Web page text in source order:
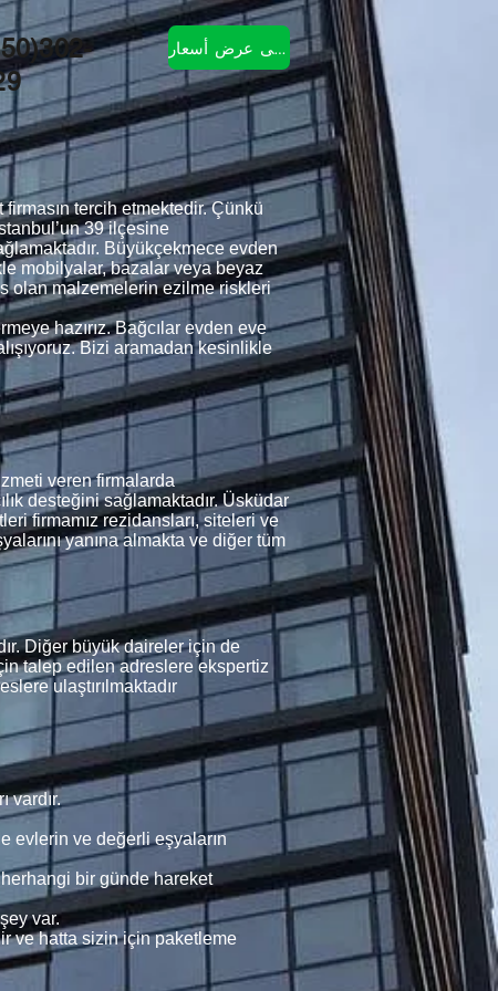
احصل على عرض أسعار
tercih etmektedir. Çünkü
39 ilçesine
Büyükçekmece evden
mobilyalar, bazalar veya beyaz
olan malzemelerin ezilme riskleri
hazırız. Bağcılar evden eve
Bizi aramadan kesinlikle
veren firmalarda
desteğini sağlamaktadır. Üsküdar
firmamız rezidansları, siteleri ve
yanına almakta ve diğer tüm
Diğer büyük daireler için de
talep edilen adreslere ekspertiz
ulaştırılmaktadır
vardır.
evlerin ve değerli eşyaların
bir günde hareket
var.
ve hatta sizin için paketleme